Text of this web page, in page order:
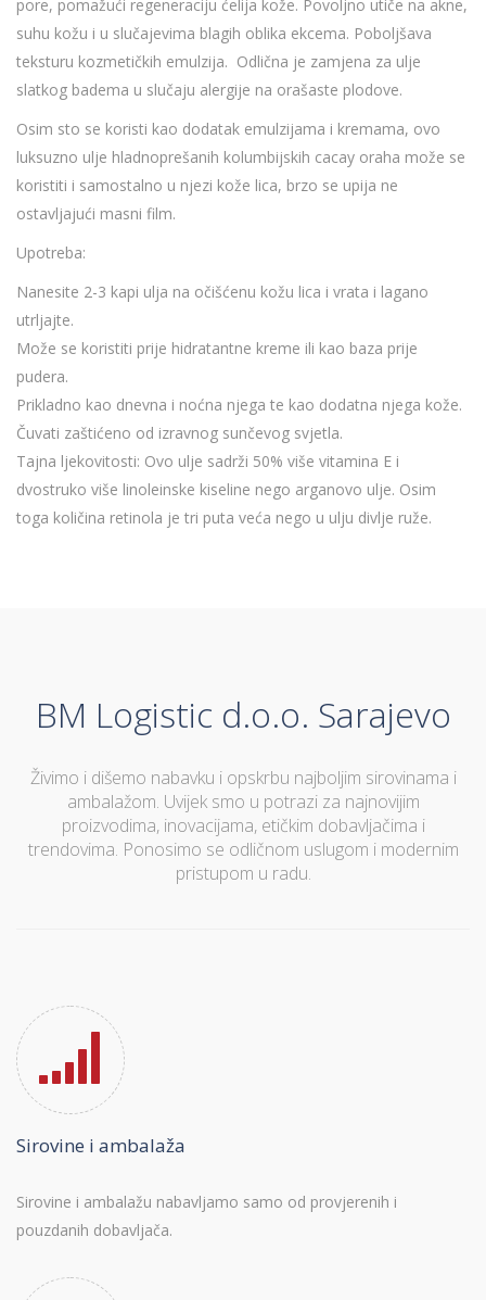
pore, pomažući regeneraciju ćelija kože. Povoljno utiče na akne,
suhu kožu i u slučajevima blagih oblika ekcema. Poboljšava
teksturu kozmetičkih emulzija. Odlična je zamjena za ulje
slatkog badema u slučaju alergije na orašaste plodove.
Osim sto se koristi kao dodatak emulzijama i kremama, ovo
luksuzno ulje hladnoprešanih kolumbijskih cacay oraha može se
koristiti i samostalno u njezi kože lica, brzo se upija ne
ostavljajući masni film.
Upotreba:
Nanesite 2-3 kapi ulja na očišćenu kožu lica i vrata i lagano
utrljajte.
Može se koristiti prije hidratantne kreme ili kao baza prije
pudera.
Prikladno kao dnevna i noćna njega te kao dodatna njega kože.
Čuvati zaštićeno od izravnog sunčevog svjetla.
Tajna ljekovitosti: Ovo ulje sadrži 50% više vitamina E i
dvostruko više linoleinske kiseline nego arganovo ulje. Osim
toga količina retinola je tri puta veća nego u ulju divlje ruže.
BM Logistic d.o.o. Sarajevo
Živimo i dišemo nabavku i opskrbu najboljim sirovinama i
ambalažom. Uvijek smo u potrazi za najnovijim
proizvodima, inovacijama, etičkim dobavljačima i
trendovima. Ponosimo se odličnom uslugom i modernim
pristupom u radu.
Sirovine i ambalaža
Sirovine i ambalažu nabavljamo samo od provjerenih i
pouzdanih dobavljača.